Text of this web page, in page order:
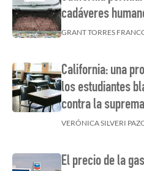
cadáveres
GRANT TORRES
California: una
los estudiantes
contra la
VERÓNICA SILVERI
El precio de la